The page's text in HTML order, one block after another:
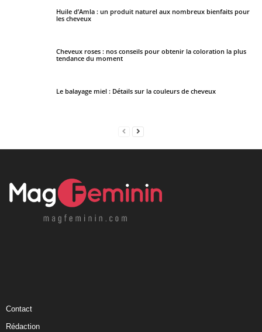
Huile d’Amla : un produit naturel aux nombreux bienfaits pour
les cheveux
Cheveux roses : nos conseils pour obtenir la coloration la plus
tendance du moment
Le balayage miel : Détails sur la couleurs de cheveux
Contact
Rédaction